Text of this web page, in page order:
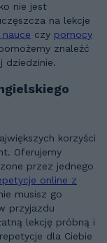
nie jest
na lekcje
czy pomocy
znaleźć
dziedzinie.
korzyści
przez jednego
online z
musisz go
przyjazdu
dla Ciebie